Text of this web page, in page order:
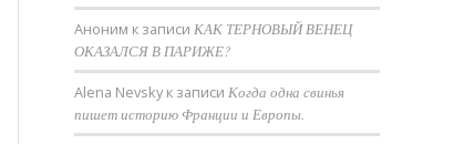
Аноним к записиКАК ТЕРНОВЫЙ ВЕНЕЦ
ОКАЗАЛСЯ В ПАРИЖЕ?
Alena Nevsky к записиКогда одна свинья
пишет историю Франции и Европы.